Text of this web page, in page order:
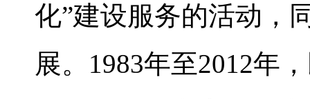
化”建设服务的活动，
展。1983年至2012年